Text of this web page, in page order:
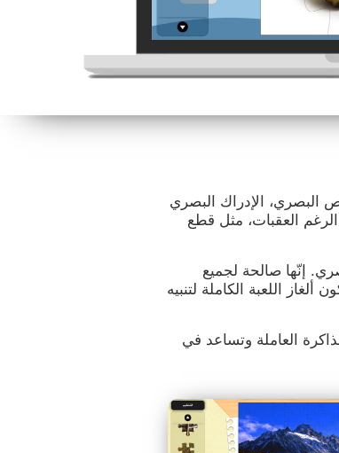
البصري، الإدراك البصري
العقبات، مثل قطع
إنّها صالحة لجميع
جذّابة للأطفال من 7 سنوات. تكون ألغاز اللعبة الكاملة لتنبيه
العاملة وتساعد في